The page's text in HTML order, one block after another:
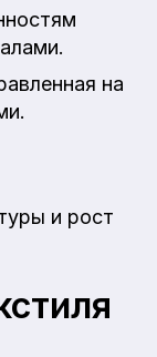
на
и рост